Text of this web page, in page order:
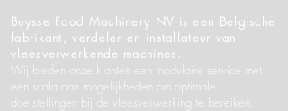
Buysse Food Machinery NV is een Belgische
fabrikant, verdeler en installateur van
vleesverwerkende machines.
Wij bieden onze klanten een modulaire service met
een scala aan mogelijkheden om optimale
doelstellingen bij de vleesverwerking te bereiken.